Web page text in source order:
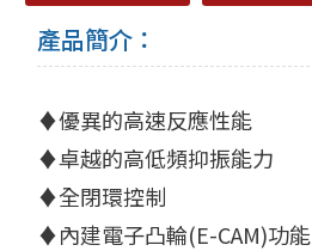
產品簡介：
♦優異的高速反應性能
♦卓越的高低頻抑振能力
♦全閉環控制
♦內建電子凸輪(E-CAM)功能